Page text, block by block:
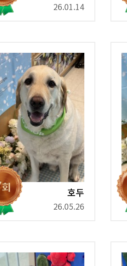
26.01.14
호두
26.05.26